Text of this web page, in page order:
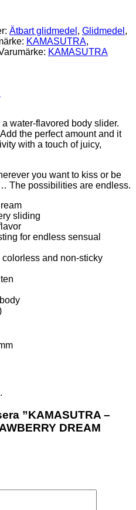
Ätbart glidmedel , Glidmedel ,
KAMASUTRA,
KAMASUTRA
water-flavored body slider.
the perfect amount and it
with a touch of juicy,
you want to kiss or be
The possibilities are endless.
sliding
for endless sensual
and non-sticky
”KAMASUTRA –
DREAM